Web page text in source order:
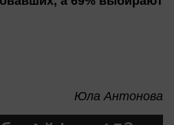
Юла Антонова